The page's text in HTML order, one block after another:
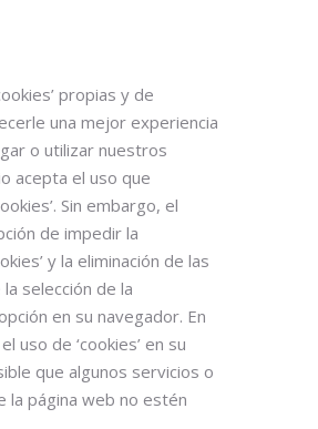
propias y de
una mejor experiencia
o utilizar nuestros
acepta el uso que
Sin embargo, el
de impedir la
y la eliminación de las
selección de la
en su navegador. En
uso de ‘cookies’ en su
que algunos servicios o
la página web no estén